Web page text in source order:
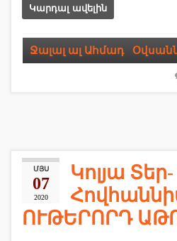
Կարդալ ավելին
Ջալալ ալ Ահմադ
ՄՅՍ
07
2020
Կոլյա Տեր-
ՈՒԹԵՐՈՐԴ